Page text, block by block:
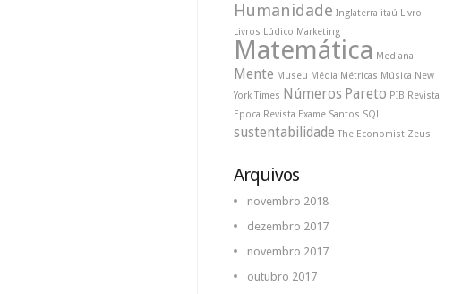
Humanidade Inglaterra itaú Livro
Livros Lúdico Marketing
Matemática Mediana
Mente Museu Média Métricas Música New
York Times Números Pareto PIB Revista
Epoca Revista Exame Santos SQL
sustentabilidade The Economist Zeus
Arquivos
novembro 2018
dezembro 2017
novembro 2017
outubro 2017